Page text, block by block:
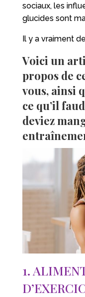
sociaux, les
glucides sont
Il y a vraiment
Voici un
propos de
vous, ainsi
ce qu’il
deviez
1.